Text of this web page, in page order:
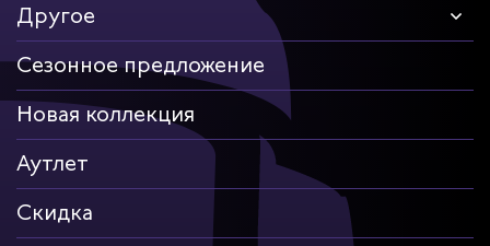
Другое
Сезонное предложение
Новая коллекция
Аутлет
Скидка